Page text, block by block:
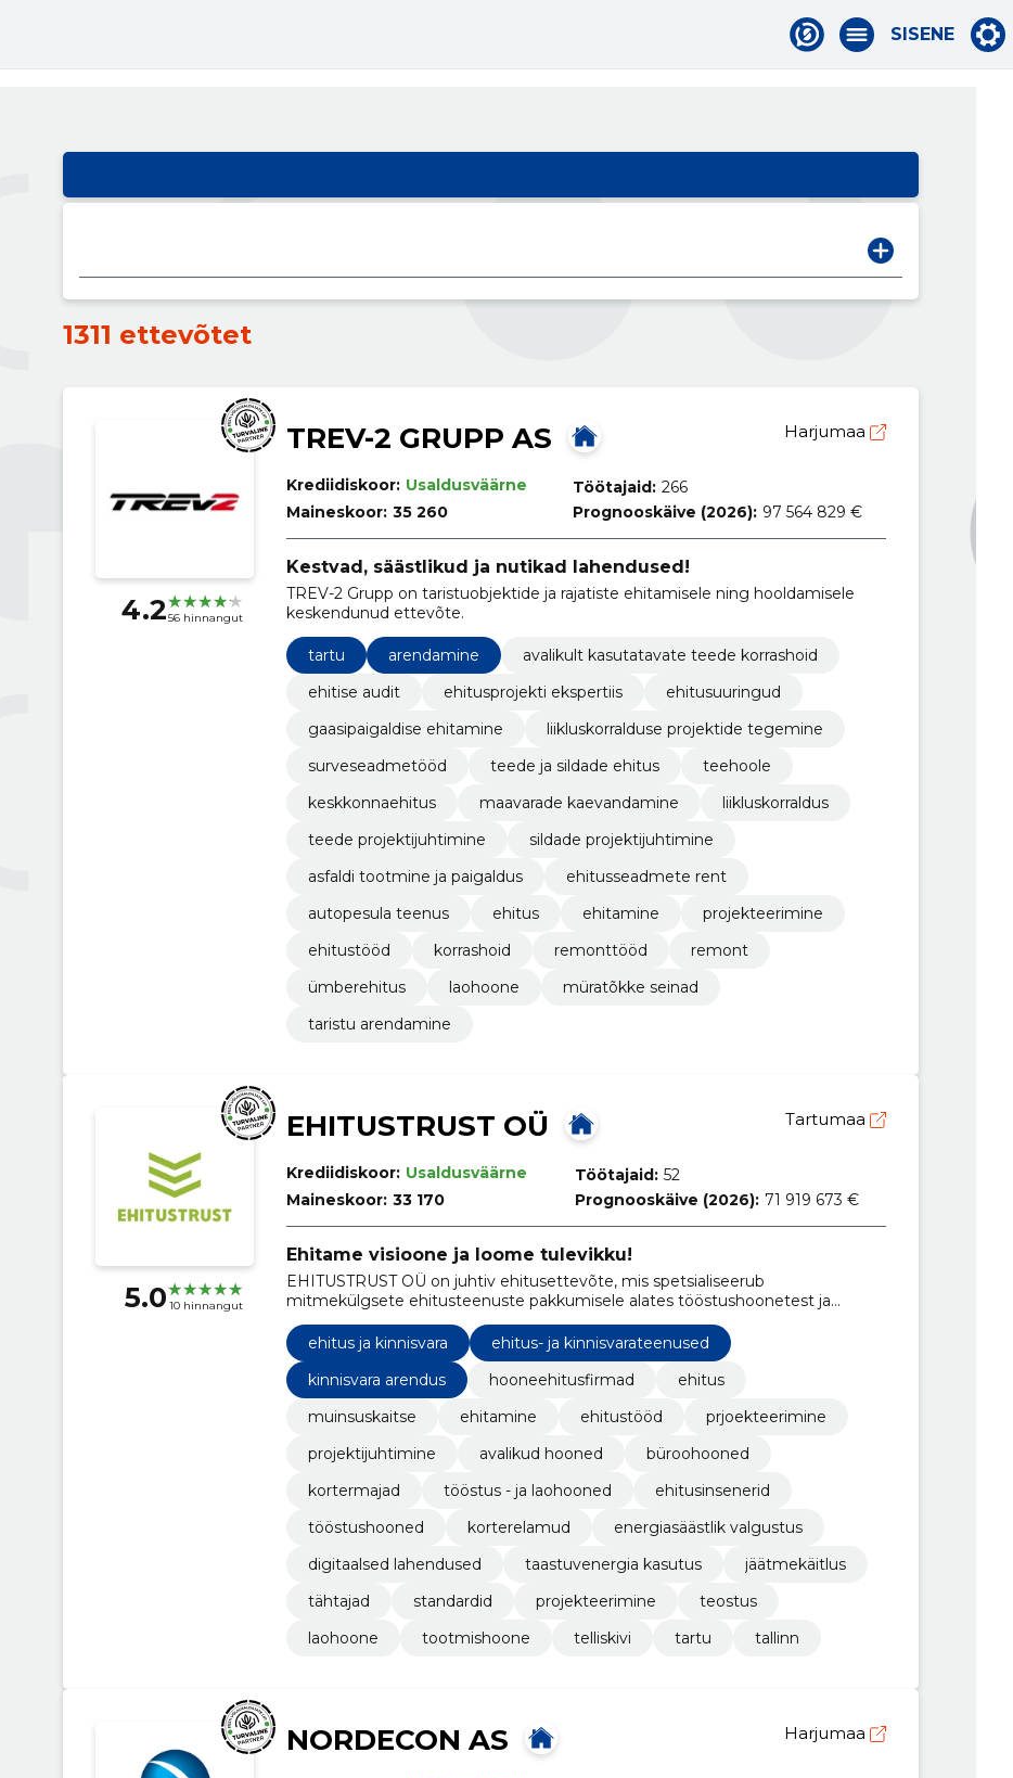
SISENE
1311 ettevõtet
4.256 hinnangut
TREV-2 GRUPP AS Harjumaa
Krediidiskoor: Usaldusväärne
Maineskoor: 35 260
Töötajaid: 266
Prognooskäive (2026): 97 564 829 €
Kestvad, säästlikud ja nutikad lahendused!
TREV-2 Grupp on taristuobjektide ja rajatiste ehitamisele ning hooldamisele
keskendunud ettevõte.
tartu arendamine
avalikult kasutatavate teede korrashoid
ehitise audit
ehitusprojekti ekspertiis
ehitusuuringud
gaasipaigaldise ehitamine
liikluskorralduse projektide tegemine
surveseadmetööd
teede ja sildade ehitus
teehoole
keskkonnaehitus
maavarade kaevandamine
liikluskorraldus
teede projektijuhtimine
sildade projektijuhtimine
asfaldi tootmine ja paigaldus
ehitusseadmete rent
autopesula teenus
ehitus ehitamine
projekteerimine
ehitustööd
korrashoid remonttööd
remont
ümberehitus
laohoone
müratõkke seinad
taristu arendamine
5.0 10 hinnangut
EHITUSTRUST OÜ Tartumaa
Krediidiskoor: Usaldusväärne
Maineskoor: 33 170
Töötajaid: 52
Prognooskäive (2026): 71 919 673 €
Ehitame visioone ja loome tulevikku!
EHITUSTRUST OÜ on juhtiv ehitusettevõte, mis spetsialiseerub
mitmekülgsete ehitusteenuste pakkumisele alates tööstushoonetest ja
ehitus ja kinnisvara
ehitus- ja kinnisvarateenused
kinnisvara arendus
hooneehitusfirmad
ehitus
muinsuskaitse
ehitamine ehitustööd
prjoekteerimine
projektijuhtimine
avalikud hooned
büroohooned
kortermajad
tööstus - ja laohooned
ehitusinsenerid
tööstushooned
korterelamud
energiasäästlik valgustus
digitaalsed lahendused
taastuvenergia kasutus
jäätmekäitlus
tähtajad
standardid projekteerimine
teostus
laohoone
tootmishoone telliskivi tartu tallinn
NORDECON AS Harjumaa